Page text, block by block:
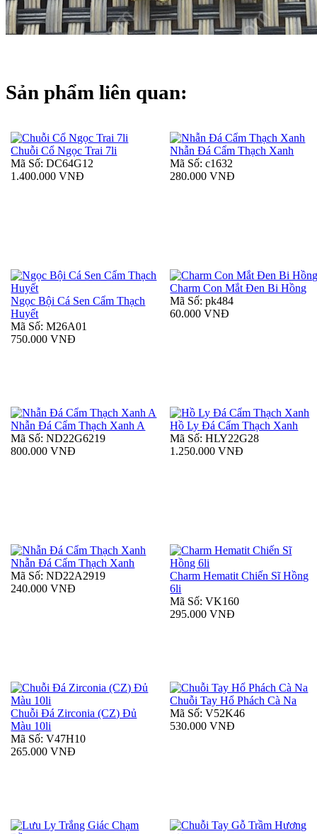
Sản phẩm liên quan:
Chuỗi Cổ Ngọc Trai 7li
Mã Số: DC64G12
1.400.000 VNĐ
Nhẫn Đá Cẩm Thạch Xanh
Mã Số: c1632
280.000 VNĐ
Ngọc Bội Cá Sen Cẩm Thạch
Huyết
Mã Số: M26A01
750.000 VNĐ
Charm Con Mắt Đen Bi Hồng
Mã Số: pk484
60.000 VNĐ
Nhẫn Đá Cẩm Thạch Xanh A
Mã Số: ND22G6219
800.000 VNĐ
Hồ Ly Đá Cẩm Thạch Xanh
Mã Số: HLY22G28
1.250.000 VNĐ
Nhẫn Đá Cẩm Thạch Xanh
Mã Số: ND22A2919
240.000 VNĐ
Charm Hematit Chiến Sĩ Hồng
6li
Mã Số: VK160
295.000 VNĐ
Chuỗi Đá Zirconia (CZ) Đủ
Màu 10li
Mã Số: V47H10
265.000 VNĐ
Chuỗi Tay Hổ Phách Cà Na
Mã Số: V52K46
530.000 VNĐ